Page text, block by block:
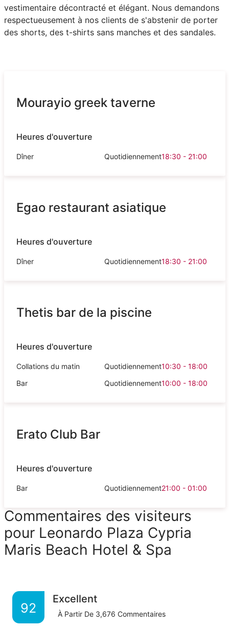
vestimentaire décontracté et élégant. Nous demandons
respectueusement à nos clients de s'abstenir de porter
des shorts, des t-shirts sans manches et des sandales.
Mourayio greek taverne
Heures d'ouverture
Dîner Quotidiennement18:30 - 21:00
Egao restaurant asiatique
Heures d'ouverture
Dîner Quotidiennement18:30 - 21:00
Thetis bar de la piscine
Heures d'ouverture
Collations du matin Quotidiennement10:30 - 18:00
Bar
Quotidiennement10:00 - 18:00
Erato Club Bar
Heures d'ouverture
Bar Quotidiennement21:00 - 01:00
Commentaires des visiteurs
pour Leonardo Plaza Cypria
Maris Beach Hotel & Spa
92
Excellent
À Partir De 3,676 Commentaires